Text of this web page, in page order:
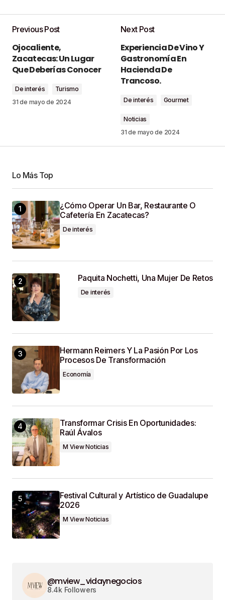
publicada.
Los campos obligatorios están
marcados con*
Comment*
Your E-Mail*
Guardar Mi Nombre, Correo Electrónico Y Sitio
Web En Este Navegador Para La Próxima Vez
Que Haga Un Comentario.
Previous Post
Ojocaliente,
Zacatecas: Un Lugar
Que Deberías Conocer
De interés
Turismo
31 de mayo de 2024
Next Post
Experiencia De Vino Y
Gastronomía En
Hacienda De
Trancoso.
De interés Gourmet
Noticias
31 de mayo de 2024
Lo Más Top
¿Cómo Operar Un Bar, Restaurante O
Cafetería En Zacatecas?
De interés
Paquita Nochetti, Una Mujer De Retos
De interés
Hermann Reimers Y La Pasión Por Los
Procesos De Transformación
Economía
Transformar Crisis En Oportunidades:
Raúl Ávalos
M View Noticias
Festival Cultural y Artístico de Guadalupe
2026
M View Noticias
@mview_vidaynegocios
8.4k Followers